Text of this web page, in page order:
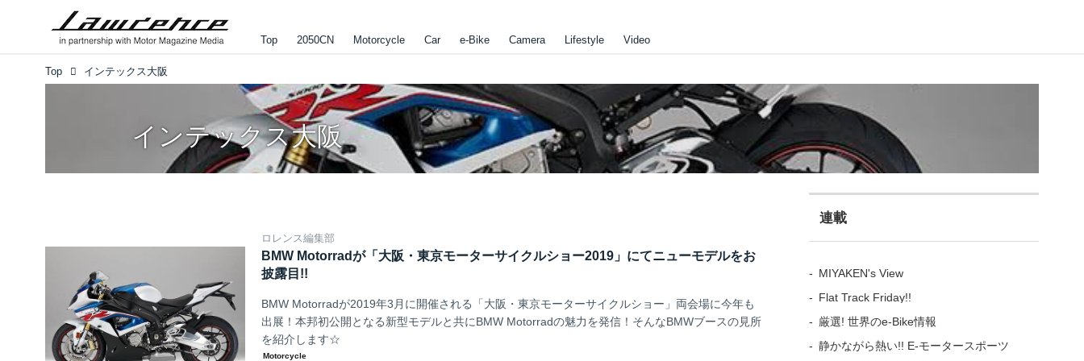
Top 2050CN Motorcycle Car e-Bike Camera Lifestyle Video
Top インテックス大阪
インテックス大阪
ロレンス編集部
BMW Motorradが「大阪・東京モーターサイクルショー2019」にてニューモデルをお
披露目!!
BMW Motorradが2019年3月に開催される「大阪・東京モーターサイクルショー」両会場に今年も
出展！本邦初公開となる新型モデルと共にBMW Motorradの魅力を発信！そんなBMWブースの見所
を紹介します☆
連載
MIYAKEN's View
Flat Track Friday!!
厳選! 世界のe-Bike情報
静かながら熱い!! E-モータースポーツ